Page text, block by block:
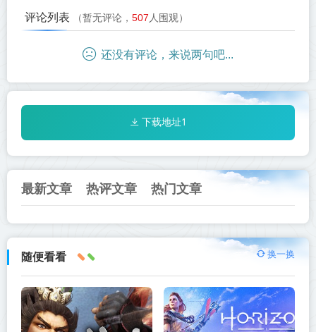
评论列表 （暂无评论， 507人围观）
还没有评论，来说两句吧...
下载地址1
最新文章 热评文章 热门文章
随便看看 换一换